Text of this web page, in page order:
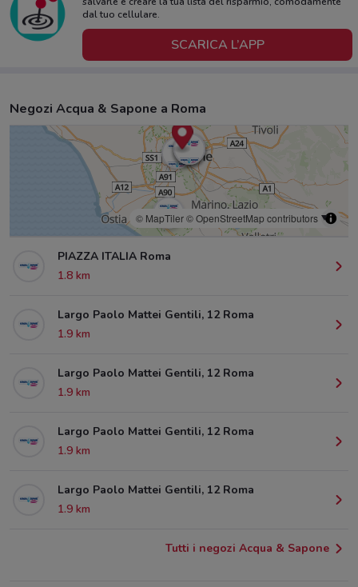
dal tuo cellulare.
SCARICA L’APP
Negozi Acqua & Sapone a Roma
© MapTiler© OpenStreetMap contributors
PIAZZA ITALIA Roma
1.8 km
Largo Paolo Mattei Gentili, 12 Roma
1.9 km
Largo Paolo Mattei Gentili, 12 Roma
1.9 km
Largo Paolo Mattei Gentili, 12 Roma
1.9 km
Largo Paolo Mattei Gentili, 12 Roma
1.9 km
Tutti i negozi Acqua & Sapone